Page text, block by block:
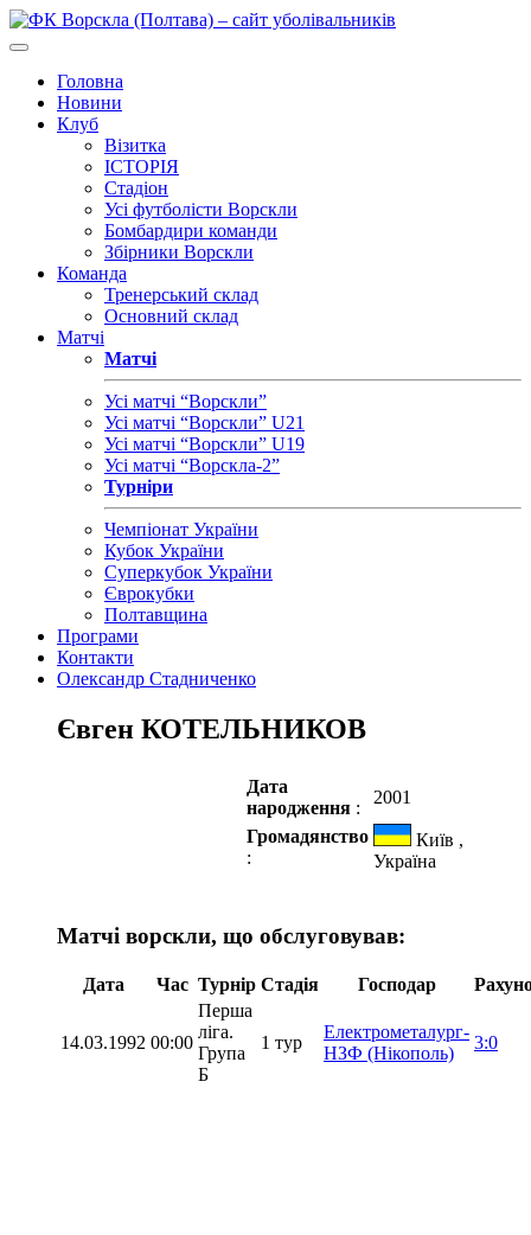
Головна
Новини
Клуб
Візитка
ІСТОРІЯ
Стадіон
Усі футболісти Ворскли
Бомбардири команди
Збірники Ворскли
Команда
Тренерський склад
Основний склад
Матчі
Матчі
Усі матчі “Ворскли”
Усі матчі “Ворскли” U21
Усі матчі “Ворскли” U19
Усі матчі “Ворскла-2”
Турніри
Чемпіонат України
Кубок України
Суперкубок України
Єврокубки
Полтавщина
Програми
Контакти
Олександр Стадниченко
Євген КОТЕЛЬНИКОВ
Дата
народження :
2001
Громадянство
:
Київ ,
Україна
Матчі ворскли, що обслуговував:
Дата Час Турнір Стадія Господар
14.03.1992 00:00
Перша
ліга.
Група
Б
1 тур
Електрометалург-
НЗФ (Нікополь)
3:0